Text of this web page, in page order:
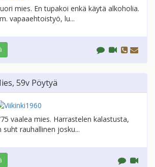
mies. En tupakoi enkä käytä alkoholia.
vapaaehtoistyö, lu...
, 59v Pöytyä
vaalea mies. Harrastelen kalastusta,
rauhallinen josku...